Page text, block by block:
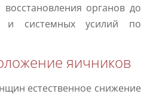
органов до
и системных усилий по
яичников
естественное снижение